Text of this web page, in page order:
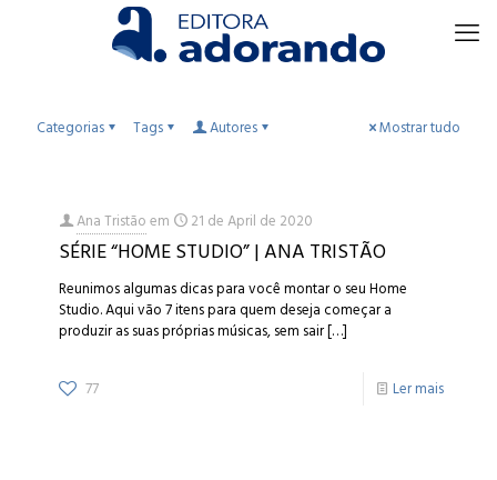
Categorias Tags Autores Mostrar tudo
Ana Tristãoem 21 de April de 2020
SÉRIE “HOME STUDIO” | ANA TRISTÃO
Reunimos algumas dicas para você montar o seu Home
Studio. Aqui vão 7 itens para quem deseja começar a
produzir as suas próprias músicas, sem sair[…]
77 Ler mais